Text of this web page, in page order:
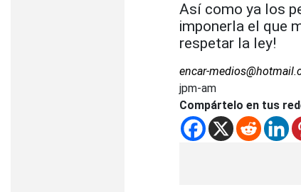
Así como ya los
imponerla el que
respetar la ley!
encar-
jpm-am
Compártelo en tus